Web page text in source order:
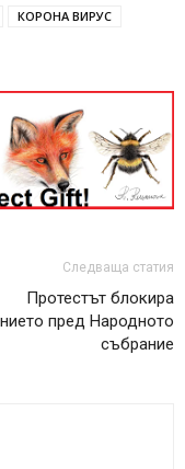
КОРОНА ВИРУС
Следваща статия
Протестът блокира
пред Народното
събрание